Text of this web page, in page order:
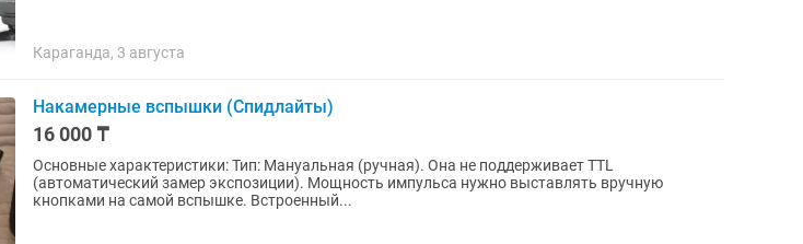
Караганда, 3 августа
Накамерные вспышки (Спидлайты)
16 000 ₸
Основные характеристики: Тип: Мануальная (ручная). Она не поддерживает TTL
(автоматический замер экспозиции). Мощность импульса нужно выставлять вручную
кнопками на самой вспышке. Встроенный...